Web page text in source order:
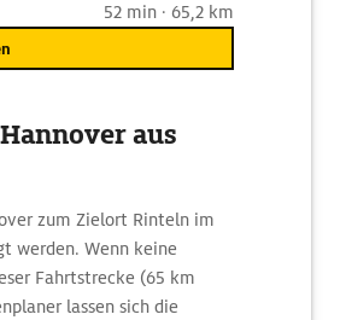
52 min · 65,2 km
aus
zum Zielort Rinteln im
werden. Wenn keine
Fahrtstrecke (65 km
lassen sich die